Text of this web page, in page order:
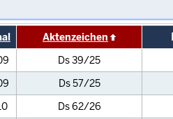
Aktenzeichen
Ds 39/25
Ds 57/25
Ds 62/26